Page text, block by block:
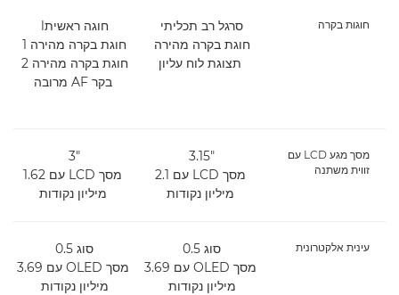
חוגות בקרה
סרגל רב תכליתי
חוגת בקרה מהירה
תצוגת לוח עליון
חוגה ראשיתl
חוגת בקרה מהירה 1
חוגת בקרה מהירה 2
בקר AF מרובה
מסך מגע LCD עם
זווית משתנה
‎3.15"‎
מסך LCD עם 2.1
מיליון נקודות
‎3"‎
מסך LCD עם 1.62
מיליון נקודות
עינית אלקטרונית
סוג 0.5
מסך OLED עם 3.69
מיליון נקודות
סוג 0.5
מסך OLED עם 3.69
מיליון נקודות